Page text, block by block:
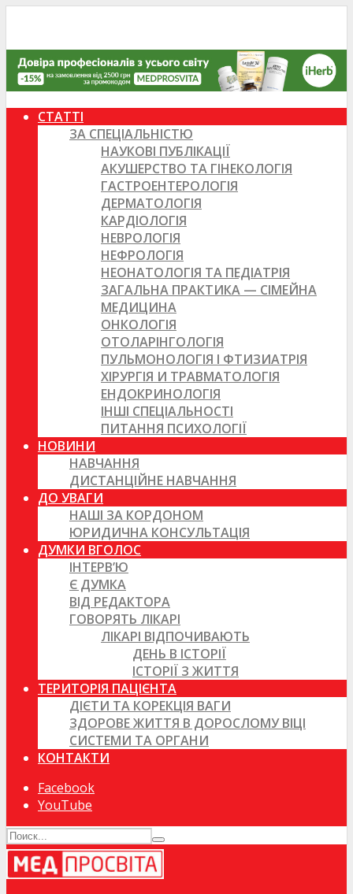
СТАТТІ
ЗА СПЕЦІАЛЬНІСТЮ
НАУКОВІ ПУБЛІКАЦІЇ
АКУШЕРСТВО ТА ГІНЕКОЛОГІЯ
ГАСТРОЕНТЕРОЛОГІЯ
ДЕРМАТОЛОГІЯ
КАРДІОЛОГІЯ
НЕВРОЛОГІЯ
НЕФРОЛОГІЯ
НЕОНАТОЛОГІЯ ТА ПЕДІАТРІЯ
ЗАГАЛЬНА ПРАКТИКА — СІМЕЙНА
МЕДИЦИНА
ОНКОЛОГІЯ
ОТОЛАРІНГОЛОГІЯ
ПУЛЬМОНОЛОГІЯ І ФТИЗИАТРІЯ
ХІРУРГІЯ И ТРАВМАТОЛОГІЯ
ЕНДОКРИНОЛОГІЯ
ІНШІ СПЕЦІАЛЬНОСТІ
ПИТАННЯ ПСИХОЛОГІЇ
НОВИНИ
НАВЧАННЯ
ДИСТАНЦІЙНЕ НАВЧАННЯ
ДО УВАГИ
НАШІ ЗА КОРДОНОМ
ЮРИДИЧНА КОНСУЛЬТАЦІЯ
ДУМКИ ВГОЛОС
ІНТЕРВ’Ю
Є ДУМКА
ВІД РЕДАКТОРА
ГОВОРЯТЬ ЛІКАРІ
ЛІКАРІ ВІДПОЧИВАЮТЬ
ДЕНЬ В ІСТОРІЇ
ІСТОРІЇ З ЖИТТЯ
ТЕРИТОРІЯ ПАЦІЄНТА
ДІЄТИ ТА КОРЕКЦІЯ ВАГИ
ЗДОРОВЕ ЖИТТЯ В ДОРОСЛОМУ ВІЦІ
СИСТЕМИ ТА ОРГАНИ
КОНТАКТИ
Facebook
YouTube